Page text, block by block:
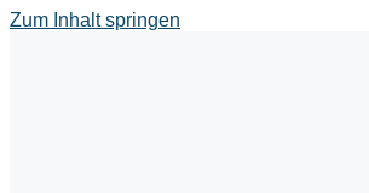
Zum Inhalt springen